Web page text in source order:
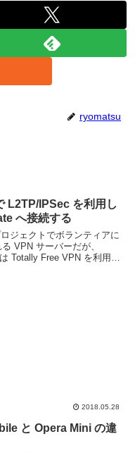
ryomatsu
L2TP/IPSec を利用し
へ接続する
ジェクトでボランティアに
VPN サーバーだが、
Totally Free VPN を利用す
2018.05.28
と Opera Mini の違